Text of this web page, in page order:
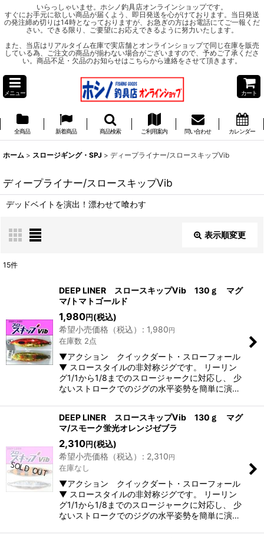
いらっしゃいませ。ホシノ釣具店オンラインショップです。
すぐにお手元に欲しい商品が届くよう、即日発送を心がけております。当日発送
の発注締め切りは14時となっておりますが、お急ぎの方はお電話にてご一報くだ
さい。できる限り、ご要望にお応えできるように努力いたします。
また、当店はリアルタイム在庫で実店舗とオンラインショップで同じ在庫を販売
している為、ご注文の商品が揃わない場合がございますので、予めご了承くださ
い。商品不足・欠品のお知らせはこちらから連絡をさせて頂きます。
メニュー カート
全商品 新着商品 商品検索 ご利用案内 問い合わせ カレンダー
ホーム > スロージギング・SPJ > ディープライナー/スロースキップVib
ディープライナー/スロースキップVib
デッドベイトを演出！漂わせて喰わす
表示順変更
並び順:
絞り込む
15件
DEEP LINER スロースキップVib 130ｇ マグ
マ/トマトゴールド
1,980円(税込)
希望小売価格（税込）
: 1,980円
在庫数 2点
▼アクション クイックダート・スローフォール
▼ スロースタイルの非対称ジグです。 リーリン
グ1/1から1/8までのスロージャークに対応し、 少
ないストロークでのジグの水平姿勢を簡単に演…
DEEP LINER スロースキップVib 130ｇ マグ
マ/スモーク蛍光オレンジゼブラ
2,310円(税込)
希望小売価格（税込）
: 2,310円
在庫なし
▼アクション クイックダート・スローフォール
▼ スロースタイルの非対称ジグです。 リーリン
グ1/1から1/8までのスロージャークに対応し、 少
ないストロークでのジグの水平姿勢を簡単に演…